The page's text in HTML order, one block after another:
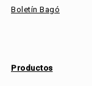
Boletín Bagó
Productos